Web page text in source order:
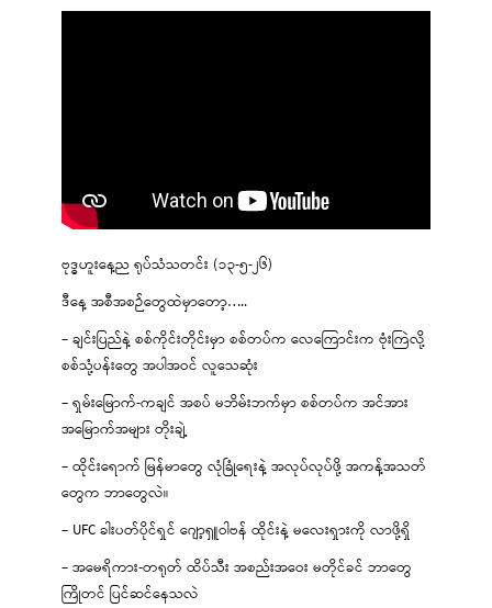
ဗုဒ္ဓဟူးနေ့ည ရုပ်သံသတင်း (၁၃-၅-၂၆)
ဒီနေ့ အစီအစဉ်တွေထဲမှာတော့…..
– ချင်းပြည်နဲ့ စစ်ကိုင်းတိုင်းမှာ စစ်တပ်က လေကြောင်းက ဗုံးကြဲလို့
စစ်သုံ့ပန်းတွေ အပါအဝင် လူသေဆုံး
– ရှမ်းမြောက်-ကချင် အစပ် မဘိမ်းဘက်မှာ စစ်တပ်က အင်အား
အမြောက်အများ တိုးချဲ့
– ထိုင်းရောက် မြန်မာတွေ လုံခြုံရေးနဲ့ အလုပ်လုပ်ဖို့ အကန့်အသတ်
တွေက ဘာတွေလဲ။
– UFC ခါးပတ်ပိုင်ရှင် ဂျော့ရှူဝါဗန် ထိုင်းနဲ့ မလေးရှားကို လာဖို့ရှိ
– အမေရိကား-တရုတ် ထိပ်သီး အစည်းအဝေး မတိုင်ခင် ဘာတွေ
ကြိုတင် ပြင်ဆင်နေသလဲ